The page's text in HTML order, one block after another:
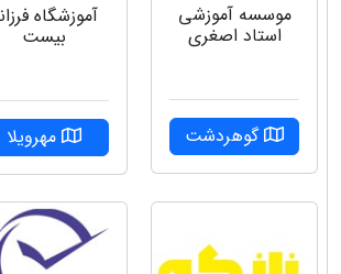
موسسه آموزشی
استاد اصغری
گوهردشت
آموزشگاه
بیست
مهرویلا